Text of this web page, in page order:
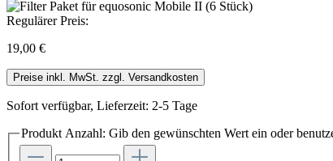
Regulärer Preis:
19,00 €
Preise inkl. MwSt. zzgl. Versandkosten
Sofort verfügbar, Lieferzeit: 2-5 Tage
Produkt Anzahl: Gib den gewünschten Wert ein oder